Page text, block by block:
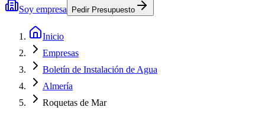
Soy empresa Pedir Presupuesto
Inicio
Empresas
Boletín de Instalación de Agua
Almería
Roquetas de Mar